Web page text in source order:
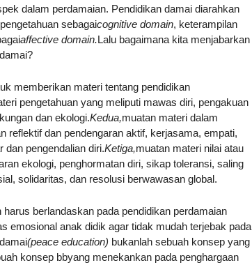
dalam perdamaian. Pendidikan damai diarahkan
sebagaicognitive domain, keterampilan
affective domain.Lalu bagaimana kita menjabarkan
memberikan materi tentang pendidikan
pengetahuan yang meliputi mawas diri, pengakuan
dan ekologi.Kedua,muatan materi dalam
reflektif dan pendengaran aktif, kerjasama, empati,
pengendalian diri.Ketiga,muatan materi nilai atau
ekologi, penghormatan diri, sikap toleransi, saling
solidaritas, dan resolusi berwawasan global.
berlandaskan pada pendidikan perdamaian
emosional anak didik agar tidak mudah terjebak pada
(peace education) bukanlah sebuah konsep yang
konsep bbyang menekankan pada penghargaan